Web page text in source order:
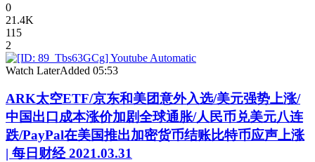
0
21.4K
115
2
Watch LaterAdded 05:53
ARK太空ETF/京东和美团意外入选/美元强势上涨/
中国出口成本涨价加剧全球通胀/人民币兑美元八连
跌/PayPal在美国推出加密货币结账比特币应声上涨
| 每日财经 2021.03.31